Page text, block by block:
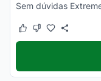
Este cupom funcionou
Este cupom não